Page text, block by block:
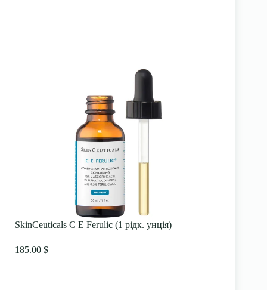
SkinCeuticals C E Ferulic (1 рідк. унція)
185.00 $